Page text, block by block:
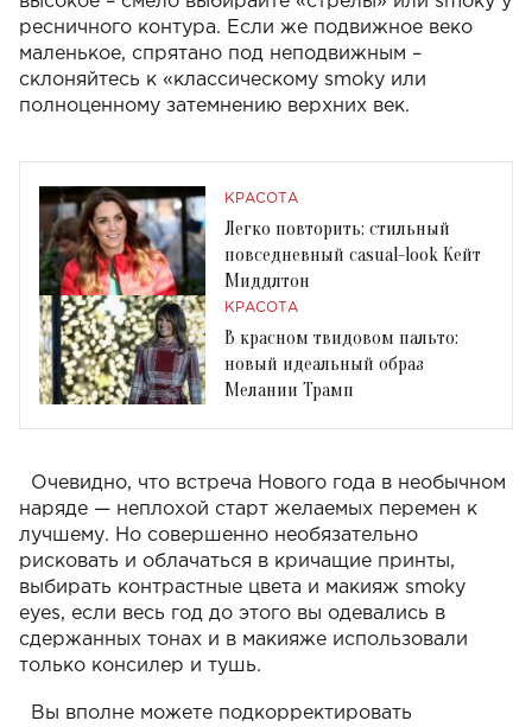
ресничного контура. Если же подвижное веко
маленькое, спрятано под неподвижным –
склоняйтесь к «классическому smoky или
полноценному затемнению верхних век.
КРАСОТА
Легко повторить: стильный
повседневный casual-look Кейт
Миддлтон
КРАСОТА
В красном твидовом пальто:
новый идеальный образ
Мелании Трамп
Очевидно, что встреча Нового года в необычном
наряде — неплохой старт желаемых перемен к
лучшему. Но совершенно необязательно
рисковать и облачаться в кричащие принты,
выбирать контрастные цвета и макияж smoky
eyes, если весь год до этого вы одевались в
сдержанных тонах и в макияже использовали
только консилер и тушь.
Вы вполне можете подкорректировать